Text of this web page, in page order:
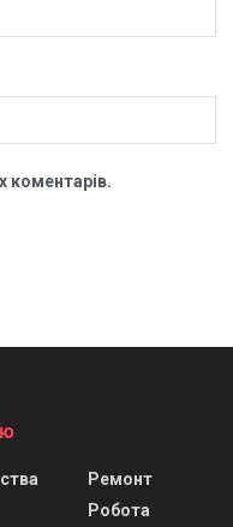
коментарів.
Ремонт
Робота